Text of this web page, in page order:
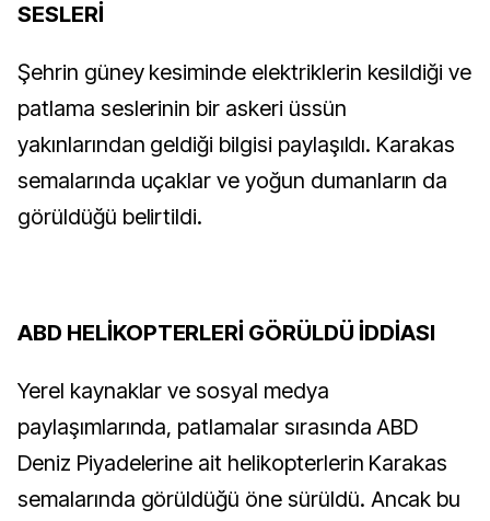
SESLERİ
Şehrin güney kesiminde elektriklerin kesildiği ve
patlama seslerinin bir askeri üssün
yakınlarından geldiği bilgisi paylaşıldı. Karakas
semalarında uçaklar ve yoğun dumanların da
görüldüğü belirtildi.
ABD HELİKOPTERLERİ GÖRÜLDÜ İDDİASI
Yerel kaynaklar ve sosyal medya
paylaşımlarında, patlamalar sırasında ABD
Deniz Piyadelerine ait helikopterlerin Karakas
semalarında görüldüğü öne sürüldü. Ancak bu